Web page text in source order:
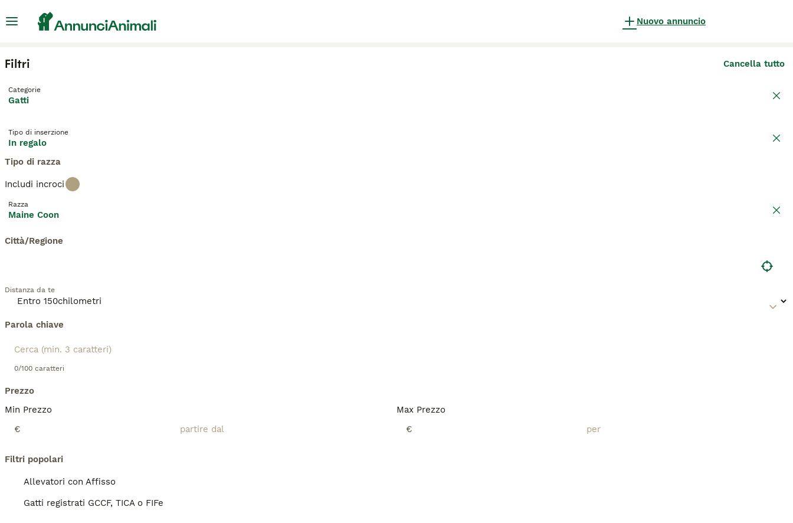
Nuovo annuncio
Filtri Cancella tutto
Categorie
Gatti
Tipo di inserzione
In regalo
Tipo di razza
Includi incroci
Razza
Maine Coon
Città/Regione
Distanza da te
Parola chiave
0/100 caratteri
Prezzo
Min Prezzo
€
Max Prezzo
€
Filtri popolari
Allevatori con Affisso
Gatti registrati GCCF, TICA o FIFe